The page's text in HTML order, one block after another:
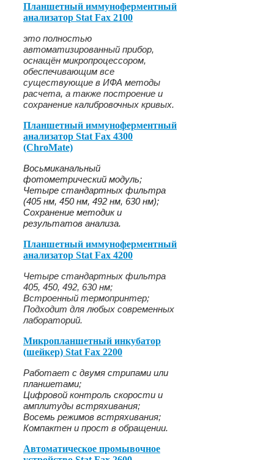
Планшетный иммуноферментный
анализатор Stat Fax 2100
это полностью
автоматизированный прибор,
оснащён микропроцессором,
обеспечивающим все
существующие в ИФА методы
расчета, а также построение и
сохранение калибровочных кривых.
Планшетный иммуноферментный
анализатор Stat Fax 4300
(ChroMate)
Восьмиканальный
фотометрический модуль;
Четыре стандартных фильтра
(405 нм, 450 нм, 492 нм, 630 нм);
Сохранение методик и
результатов анализа.
Планшетный иммуноферментный
анализатор Stat Fax 4200
Четыре стандартных фильтра
405, 450, 492, 630 нм;
Встроенный термопринтер;
Подходит для любых современных
лабораторий.
Микропланшетный инкубатор
(шейкер) Stat Fax 2200
Работает с двумя стрипами или
планшетами;
Цифровой контроль скорости и
амплитуды встряхивания;
Восемь режимов встряхивания;
Компактен и прост в обращении.
Автоматическое промывочное